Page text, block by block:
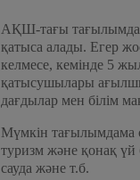
АҚШ-тағы
қатыса алады. Егер
келмесе, кемінде 5
қатысушылары
дағдылар мен білім
Мүмкін тағылымдама
туризм және қонақ үй
сауда және т.б.